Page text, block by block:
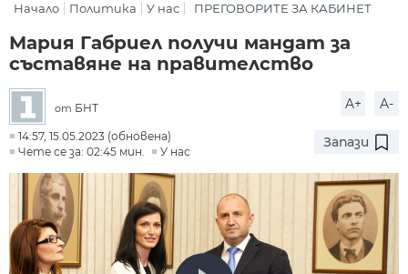
Начало Политика У нас ПРЕГОВОРИТЕ ЗА КАБИНЕТ
Мария Габриел получи мандат за
съставяне на правителство
от БНТ A+ A-
14:57, 15.05.2023 (обновена)
Чете се за: 02:45 мин.
У нас
Запази